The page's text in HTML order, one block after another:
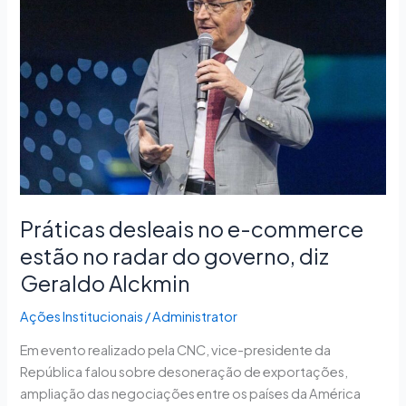
Práticas desleais no e-commerce
estão no radar do governo, diz
Geraldo Alckmin
Ações Institucionais /Administrator
Em evento realizado pela CNC, vice-presidente da
República falou sobre desoneração de exportações,
ampliação das negociações entre os países da América
estão
radar
do
governo,
diz
Geraldo
Alckmin